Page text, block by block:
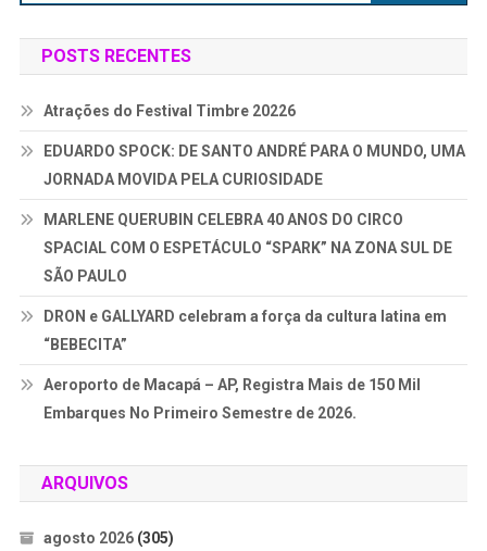
POSTS RECENTES
Atrações do Festival Timbre 20226
EDUARDO SPOCK: DE SANTO ANDRÉ PARA O MUNDO, UMA
JORNADA MOVIDA PELA CURIOSIDADE
MARLENE QUERUBIN CELEBRA 40 ANOS DO CIRCO
SPACIAL COM O ESPETÁCULO “SPARK” NA ZONA SUL DE
SÃO PAULO
DRON e GALLYARD celebram a força da cultura latina em
“BEBECITA”
Aeroporto de Macapá – AP, Registra Mais de 150 Mil
Embarques No Primeiro Semestre de 2026.
ARQUIVOS
agosto 2026(305)